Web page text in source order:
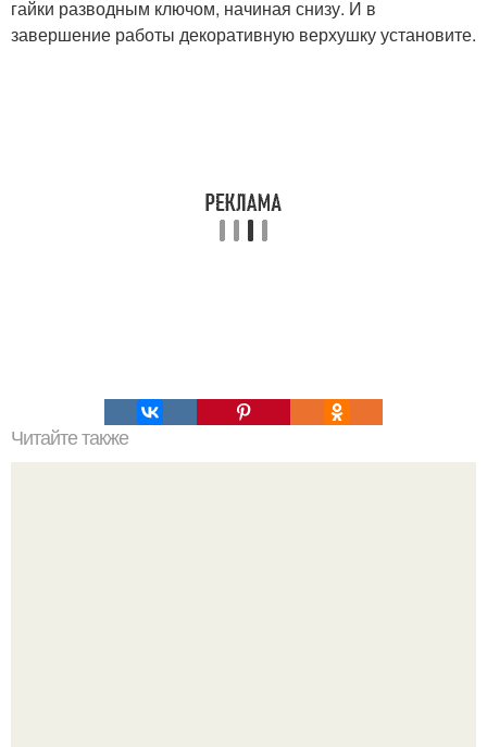
гайки разводным ключом, начиная снизу. И в
завершение работы декоративную верхушку установите.
Читайте также